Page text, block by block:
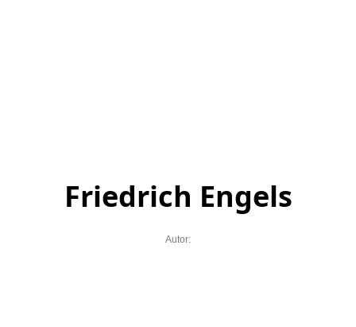
Friedrich Engels
Autor: